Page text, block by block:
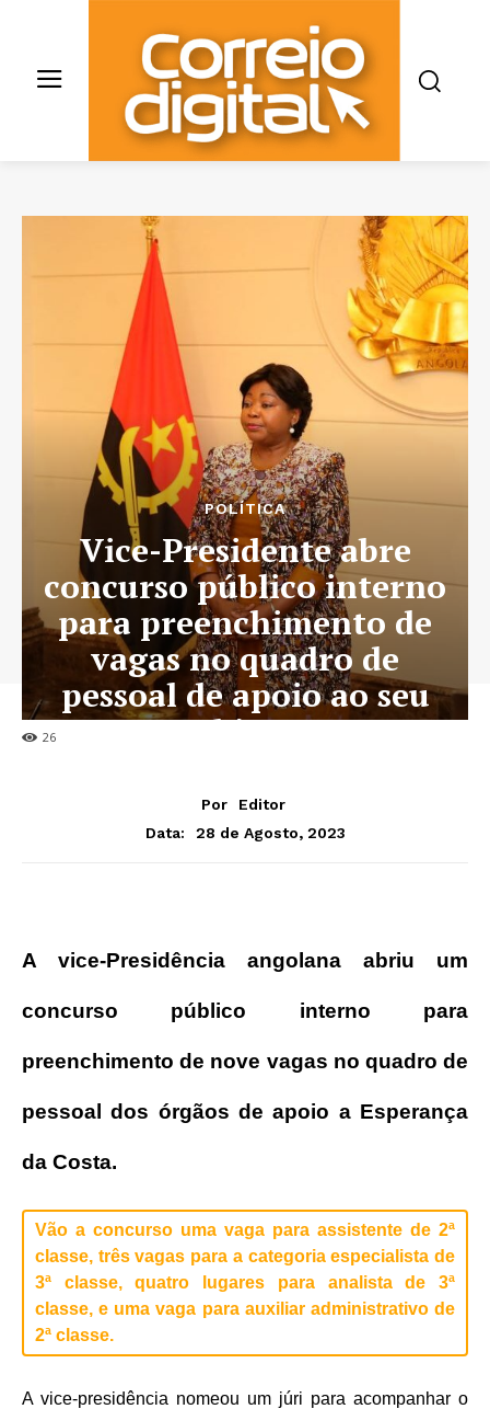
26
POLÍTICA
Vice-Presidente abre
concurso público interno
para preenchimento de
vagas no quadro de
pessoal de apoio ao seu
gabinete
Por
Editor
Data:
28 de Agosto, 2023
A vice-Presidência angolana abriu um
concurso público interno para
preenchimento de nove vagas no quadro de
pessoal dos órgãos de apoio a Esperança
da Costa.
Vão a concurso uma vaga para assistente de 2ª
classe, três vagas para a categoria especialista de
3ª classe, quatro lugares para analista de 3ª
classe, e uma vaga para auxiliar administrativo de
2ª classe.
A vice-presidência nomeou um júri para acompanhar o